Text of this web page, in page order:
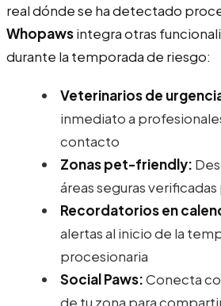
real dónde se ha detectado
Whopawsintegra otras
durante la temporada de riesgo:
Veterinarios de
inmediato a
contacto
Zonas pet-friendly:
áreas seguras
Recordatorios en
alertas al inicio de la
procesionaria
Social Paws:Conecta
de tu zona para